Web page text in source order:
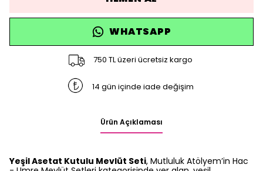
WHATSAPP
750 TL üzeri ücretsiz kargo
14 gün içinde iade değişim
Ürün Açıklaması
Yeşil Asetat Kutulu Mevlüt Seti, Mutluluk Atölyem’in Hac